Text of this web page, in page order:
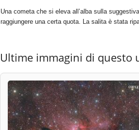
Una cometa che si eleva all’alba sulla
raggiungere una certa quota. La salita è stata
Ultime immagini di questo